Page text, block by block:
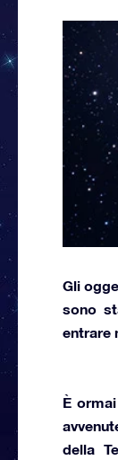
Gli
sono
entrare
È
della